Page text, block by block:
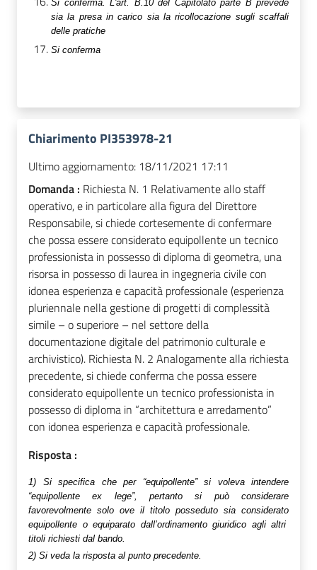
Si conferma. L'art. B.10 del Capitolato parte B prevede
sia la presa in carico sia la ricollocazione sugli scaffali
delle pratiche
Si conferma
Chiarimento PI353978-21
Ultimo aggiornamento: 18/11/2021 17:11
Domanda : Richiesta N. 1 Relativamente allo staff
operativo, e in particolare alla figura del Direttore
Responsabile, si chiede cortesemente di confermare
che possa essere considerato equipollente un tecnico
professionista in possesso di diploma di geometra, una
risorsa in possesso di laurea in ingegneria civile con
idonea esperienza e capacità professionale (esperienza
pluriennale nella gestione di progetti di complessità
simile – o superiore – nel settore della
documentazione digitale del patrimonio culturale e
archivistico). Richiesta N. 2 Analogamente alla richiesta
precedente, si chiede conferma che possa essere
considerato equipollente un tecnico professionista in
possesso di diploma in “architettura e arredamento”
con idonea esperienza e capacità professionale.
Risposta :
1) Si specifica che per “equipollente” si voleva intendere
“equipollente ex lege”, pertanto si può considerare
favorevolmente solo ove il titolo posseduto sia considerato
equipollente o equiparato dall’ordinamento giuridico agli altri
titoli richiesti dal bando.
2) Si veda la risposta al punto precedente.